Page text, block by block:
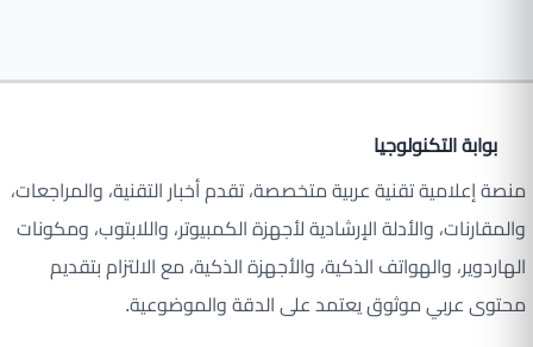
بوابة التكنولوجيا
منصة إعلامية تقنية عربية متخصصة، تقدم أخبار التقنية، والمراجعات،
والمقارنات، والأدلة الإرشادية لأجهزة الكمبيوتر، واللابتوب، ومكونات
الهاردوير، والهواتف الذكية، والأجهزة الذكية، مع الالتزام بتقديم
محتوى عربي موثوق يعتمد على الدقة والموضوعية.